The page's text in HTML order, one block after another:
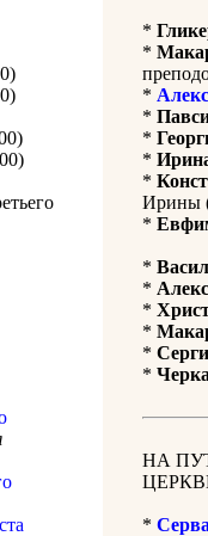
*
*
*
*
*
*
*
Ирины
*
*
*
*
*
*
*
НА
*